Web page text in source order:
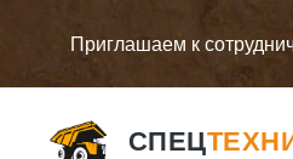
Приглашаем к
СПЕЦ